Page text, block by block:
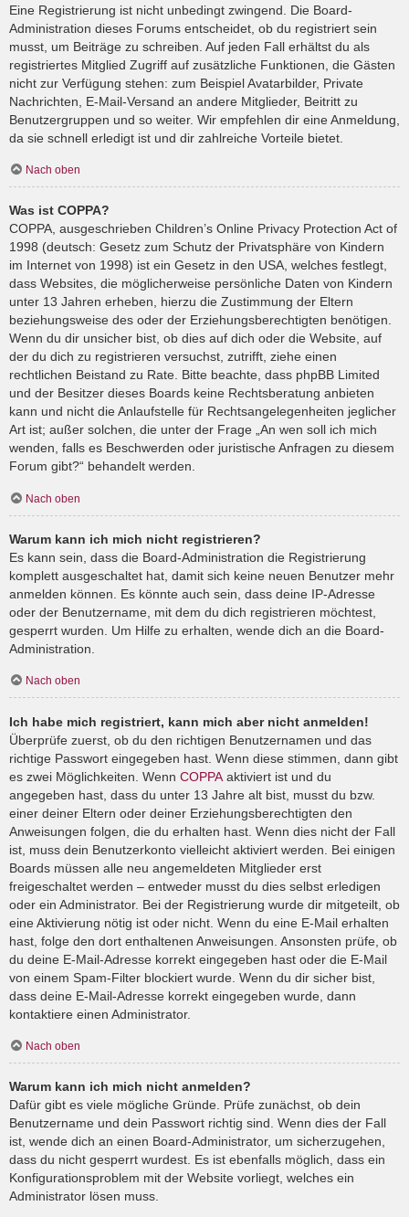
Eine Registrierung ist nicht unbedingt zwingend. Die Board-
Administration dieses Forums entscheidet, ob du registriert sein
musst, um Beiträge zu schreiben. Auf jeden Fall erhältst du als
registriertes Mitglied Zugriff auf zusätzliche Funktionen, die Gästen
nicht zur Verfügung stehen: zum Beispiel Avatarbilder, Private
Nachrichten, E-Mail-Versand an andere Mitglieder, Beitritt zu
Benutzergruppen und so weiter. Wir empfehlen dir eine Anmeldung,
da sie schnell erledigt ist und dir zahlreiche Vorteile bietet.
Nach oben
Was ist COPPA?
COPPA, ausgeschrieben Children’s Online Privacy Protection Act of
1998 (deutsch: Gesetz zum Schutz der Privatsphäre von Kindern
im Internet von 1998) ist ein Gesetz in den USA, welches festlegt,
dass Websites, die möglicherweise persönliche Daten von Kindern
unter 13 Jahren erheben, hierzu die Zustimmung der Eltern
beziehungsweise des oder der Erziehungsberechtigten benötigen.
Wenn du dir unsicher bist, ob dies auf dich oder die Website, auf
der du dich zu registrieren versuchst, zutrifft, ziehe einen
rechtlichen Beistand zu Rate. Bitte beachte, dass phpBB Limited
und der Besitzer dieses Boards keine Rechtsberatung anbieten
kann und nicht die Anlaufstelle für Rechtsangelegenheiten jeglicher
Art ist; außer solchen, die unter der Frage „An wen soll ich mich
wenden, falls es Beschwerden oder juristische Anfragen zu diesem
Forum gibt?“ behandelt werden.
Nach oben
Warum kann ich mich nicht registrieren?
Es kann sein, dass die Board-Administration die Registrierung
komplett ausgeschaltet hat, damit sich keine neuen Benutzer mehr
anmelden können. Es könnte auch sein, dass deine IP-Adresse
oder der Benutzername, mit dem du dich registrieren möchtest,
gesperrt wurden. Um Hilfe zu erhalten, wende dich an die Board-
Administration.
Nach oben
Ich habe mich registriert, kann mich aber nicht anmelden!
Überprüfe zuerst, ob du den richtigen Benutzernamen und das
richtige Passwort eingegeben hast. Wenn diese stimmen, dann gibt
es zwei Möglichkeiten. Wenn COPPA aktiviert ist und du
angegeben hast, dass du unter 13 Jahre alt bist, musst du bzw.
einer deiner Eltern oder deiner Erziehungsberechtigten den
Anweisungen folgen, die du erhalten hast. Wenn dies nicht der Fall
ist, muss dein Benutzerkonto vielleicht aktiviert werden. Bei einigen
Boards müssen alle neu angemeldeten Mitglieder erst
freigeschaltet werden – entweder musst du dies selbst erledigen
oder ein Administrator. Bei der Registrierung wurde dir mitgeteilt, ob
eine Aktivierung nötig ist oder nicht. Wenn du eine E-Mail erhalten
hast, folge den dort enthaltenen Anweisungen. Ansonsten prüfe, ob
du deine E-Mail-Adresse korrekt eingegeben hast oder die E-Mail
von einem Spam-Filter blockiert wurde. Wenn du dir sicher bist,
dass deine E-Mail-Adresse korrekt eingegeben wurde, dann
kontaktiere einen Administrator.
Nach oben
Warum kann ich mich nicht anmelden?
Dafür gibt es viele mögliche Gründe. Prüfe zunächst, ob dein
Benutzername und dein Passwort richtig sind. Wenn dies der Fall
ist, wende dich an einen Board-Administrator, um sicherzugehen,
dass du nicht gesperrt wurdest. Es ist ebenfalls möglich, dass ein
Konfigurationsproblem mit der Website vorliegt, welches ein
Administrator lösen muss.